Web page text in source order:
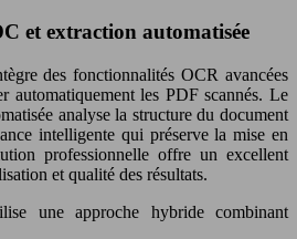
et extraction automatisée
des fonctionnalités OCR avancées
automatiquement les PDF scannés. Le
analyse la structure du document
intelligente qui préserve la mise en
professionnelle offre un excellent
et qualité des résultats.
une approche hybride combinant